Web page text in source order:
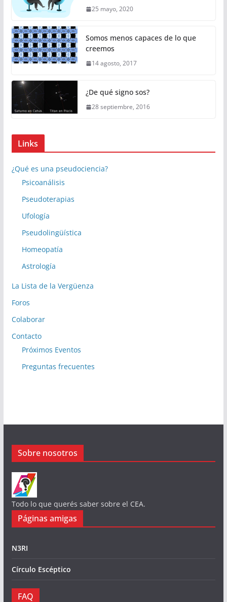
25 mayo, 2020
Somos menos capaces de lo que
creemos
14 agosto, 2017
¿De qué signo sos?
28 septiembre, 2016
Links
¿Qué es una pseudociencia?
Psicoanálisis
Pseudoterapias
Ufología
Pseudolingüística
Homeopatía
Astrología
La Lista de la Vergüenza
Foros
Colaborar
Contacto
Próximos Eventos
Preguntas frecuentes
Sobre nosotros
Todo lo que querés saber sobre el CEA.
Páginas amigas
N3RI
Círculo Escéptico
FAQ